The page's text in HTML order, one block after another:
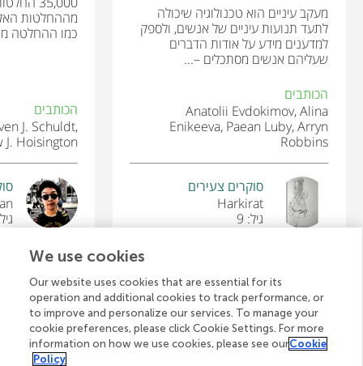
מעקב עיניים הוא טכנולוגיה שיכולה
לתעד תנועות עיניים של אנשים, ולספק
למדענים מידע על אודות הדברים
שעליהם אנשים מסתכלים –...
הכותבים
Anatolii Evdokimov, Alina
Enikeeva, Paean Luby, Arryn
Robbins
סוקרים צעירים
Hrdaya
גיל: 10
מההחלטות
כמו ההחלטה
הכותבים
J. Schuldt,
J. Hoisington
לצפייה בכל המאמרים
We use cookies
Our website uses cookies that are essential for its
operation and additional cookies to track performance, or
to improve and personalize our services. To manage your
cookie preferences, please click Cookie Settings. For more
information on how we use cookies, please see ourCookie
Policy